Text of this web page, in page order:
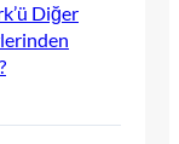
Diğer